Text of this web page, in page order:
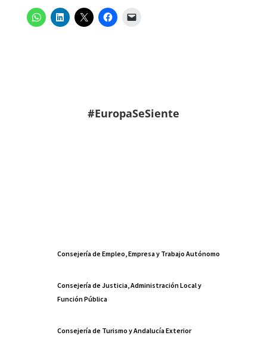
#EuropaSeSiente
Consejería de Empleo, Empresa y Trabajo Autónomo
Consejería de Justicia, Administración Local y
Función Pública
Consejería de Turismo y Andalucía Exterior